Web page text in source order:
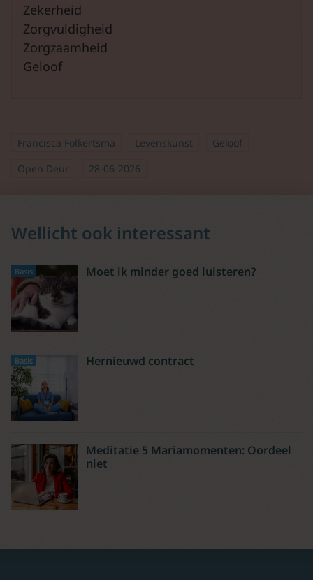
Zekerheid
Zorgvuldigheid
Zorgzaamheid
Geloof
Francisca Folkertsma Levenskunst
Geloof
Open Deur
28-06-2026
Wellicht ook interessant
Basis Moet ik minder goed luisteren?
Basis Hernieuwd contract
Meditatie 5 Mariamomenten: Oordeel
niet